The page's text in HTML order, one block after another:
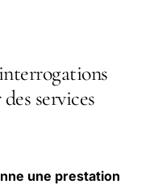
services
une prestation